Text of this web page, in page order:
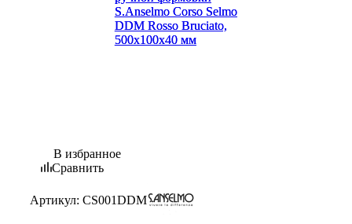
В избранное
Сравнить
Артикул: CS001DDM